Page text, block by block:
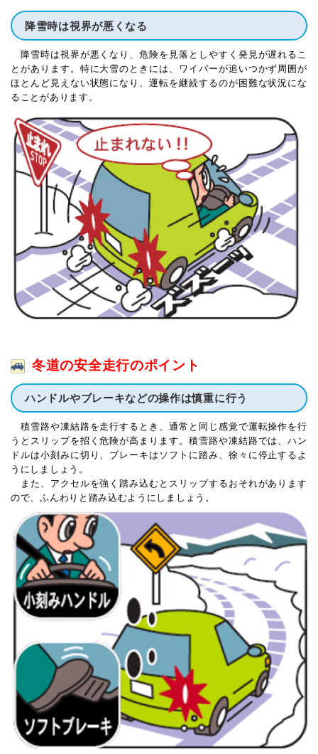
降雪時は視界が悪くなる
降雪時は視界が悪くなり、危険を見落としやすく発見が遅れるこ
とがあります。特に大雪のときには、ワイパーが追いつかず周囲が
ほとんど見えない状態になり、運転を継続するのが困難な状況にな
ることがあります。
冬道の安全走行のポイント
ハンドルやブレーキなどの操作は慎重に行う
積雪路や凍結路を走行するとき、通常と同じ感覚で運転操作を行
うとスリップを招く危険が高まります。積雪路や凍結路では、ハン
ドルは小刻みに切り、ブレーキはソフトに踏み、徐々に停止するよ
うにしましょう。
また、アクセルを強く踏み込むとスリップするおそれがあります
ので、ふんわりと踏み込むようにしましょう。